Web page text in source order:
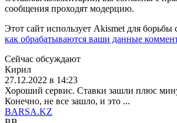
сообщения проходят модерцию.
Этот сайт использует Akismet для борьбы
как обрабатываются ваши данные
Сейчас обсуждают
Кирил
27.12.2022 в 14:23
Хороший сервис. Ставки зашли плюс
Конечно, не все зашло, и это ...
BARSA.KZ